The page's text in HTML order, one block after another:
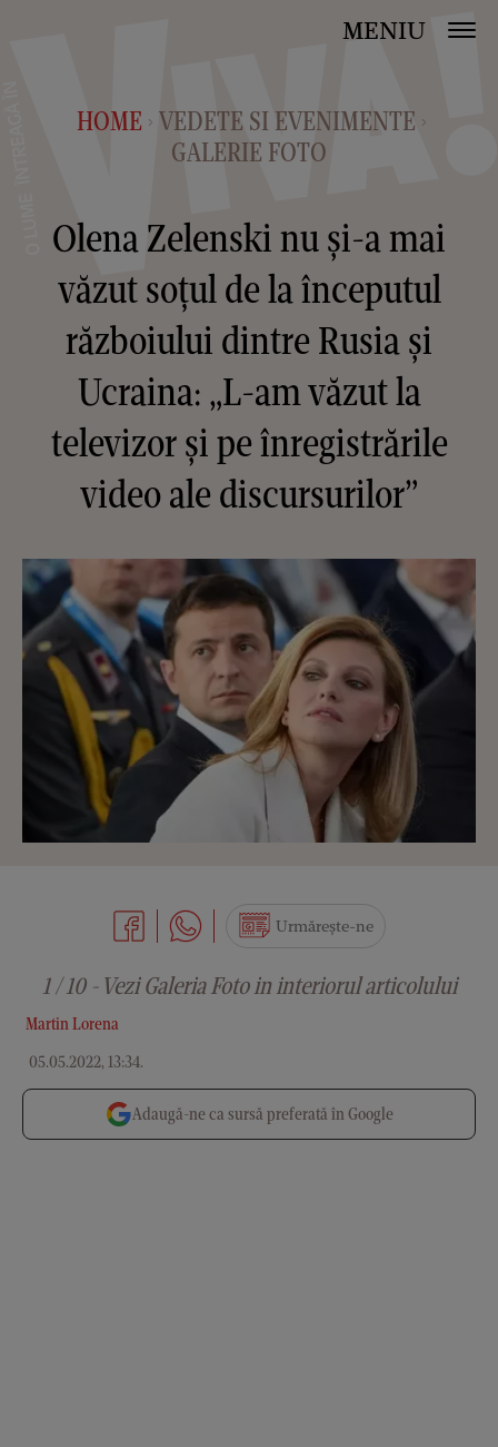
MENIU
HOME > VEDETE SI EVENIMENTE >
GALERIE FOTO
Olena Zelenski nu și-a mai
văzut soțul de la începutul
războiului dintre Rusia și
Ucraina: „L-am văzut la
televizor și pe înregistrările
video ale discursurilor”
Martin Lorena
05.05.2022, 13:34.
Urmărește-ne
1 / 10 - Vezi Galeria Foto in interiorul articolului
Adaugă-ne ca sursă preferată în Google